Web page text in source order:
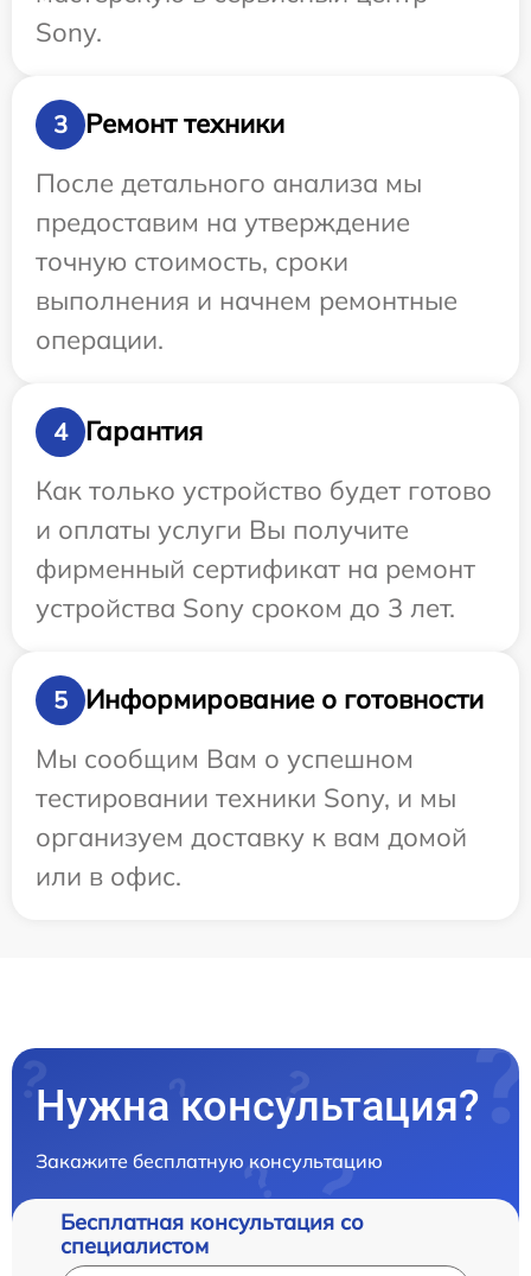
Sony.
3
Ремонт техники
После детального анализа мы
предоставим на утверждение
точную стоимость, сроки
выполнения и начнем ремонтные
операции.
4
Гарантия
Как только устройство будет готово
и оплаты услуги Вы получите
фирменный сертификат на ремонт
устройства Sony сроком до 3 лет.
5
Информирование о готовности
Мы сообщим Вам о успешном
тестировании техники Sony, и мы
организуем доставку к вам домой
или в офис.
Нужна консультация?
Закажите бесплатную консультацию
Бесплатная консультация со
специалистом